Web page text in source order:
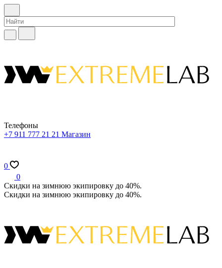
Телефоны
+7 911 777 21 21 Магазин
0
0
Скидки на зимнюю экипировку до 40%.
Скидки на зимнюю экипировку до 40%.